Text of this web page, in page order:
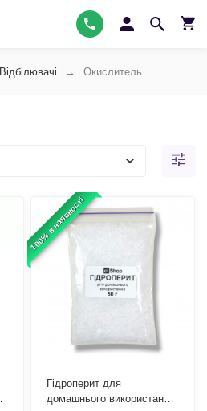
Відбілювачі Окислитель
100% в наявності
Гідроперит для
домашнього використання